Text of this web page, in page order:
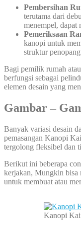
Pembersihan
terutama dari
menempel, dapat
Pemeriksaan
kanopi untuk
struktur
Bagi pemilik rumah
berfungsi sebagai
elemen desain yang
Gambar –
Banyak variasi desain
pemasangan Kanopi
tergolong fleksibel dan
Berikut ini beberapa
kerjakan, Mungkin bisa
untuk membuat atau
Kanopi